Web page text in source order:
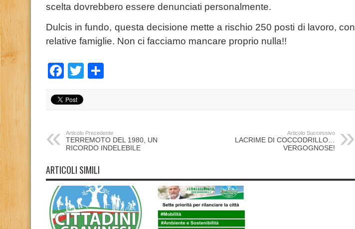
scelta dovrebbero essere denunciati personalmente.
Dulcis in fundo, questa decisione mette a rischio 250 posti di lavoro, con
relative famiglie. Non ci facciamo mancare proprio nulla!!
Facebook
Twitter
Articolo Precedente
TERREMOTO DEL 1980, UN
RICORDO INDELEBILE
Articolo Successivo
LACRIME DI COCCODRILLO…
VERGOGNOSE!
ARTICOLI SIMILI